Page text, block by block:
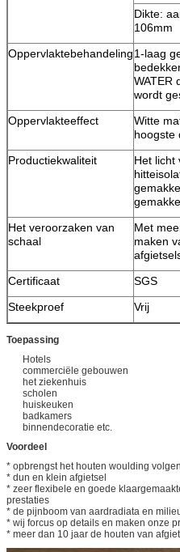
Dikte:
106mm
Oppervlaktebehandeling1-laag
WATER
wordt
Oppervlakteeffect
Witte
hoogste
Productiekwaliteit
Het licht
Het veroorzaken van
schaal
Met
maken
Certificaat
SGS
Steekproef
Vrij
Toepassing
Hotels
commerciële gebouwen
het ziekenhuis
scholen
huiskeuken
badkamers
binnendecoratie etc.
Voordeel
* opbrengst het houten woulding
* dun en klein afgietsel
* zeer flexibele en goede
prestaties
* de pijnboom van aardradiata en
* wij forcus op details en maken onze
* meer dan 10 jaar de houten van